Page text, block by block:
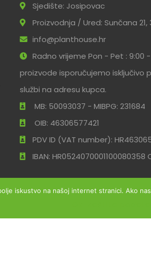
Sjedište: Josipovac
Proizvodnja / Ured: Sunčana 21,
info@planthouse.hr
Radno vrijeme Pon - Pet : 9:00 -
proizvode isporučujemo isključivo
službi na adresu kupca.
MB: 50093037 - MIBPG: 231684
OIB: 46306577421
PDV ID (VAT number):
IBAN: HR0524070001100080358
iskustvo na našoj internet stranici. Ako